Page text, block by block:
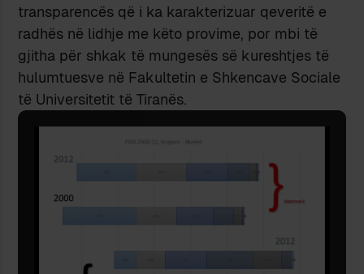
transparencës që i ka karakterizuar qeveritë e
radhës në lidhje me këto provime, por mbi të
gjitha për shkak të mungesës së kureshtjes të
hulumtuesve në Fakultetin e Shkencave Sociale
të Universitetit të Tiranës.